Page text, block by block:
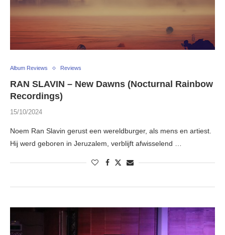
Album Reviews Reviews
RAN SLAVIN – New Dawns (Nocturnal Rainbow
Recordings)
15/10/2024
Noem Ran Slavin gerust een wereldburger, als mens en artiest.
Hij werd geboren in Jeruzalem, verblijft afwisselend …